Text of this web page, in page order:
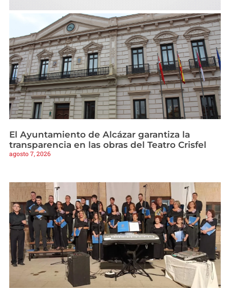
El Ayuntamiento de Alcázar garantiza la
transparencia en las obras del Teatro Crisfel
agosto 7, 2026